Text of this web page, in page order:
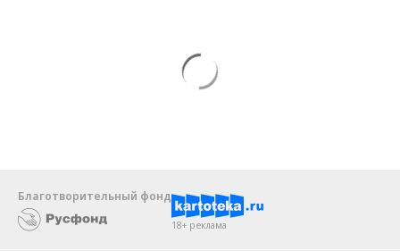
Благотворительный фонд
18+ реклама